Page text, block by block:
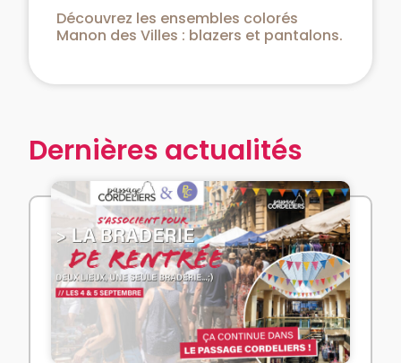
Découvrez les ensembles colorés
Manon des Villes : blazers et pantalons.
Dernières actualités